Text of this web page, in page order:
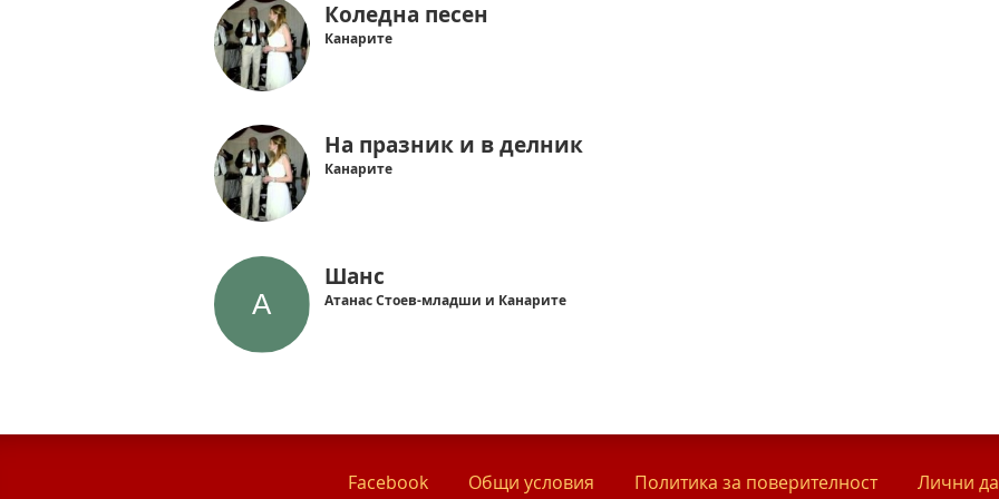
Коледна песен
Канарите
На празник и в делник
Канарите
Шанс
Атанас Стоев-младши и Канарите
Facebook Общи условия Политика за поверителност Лични